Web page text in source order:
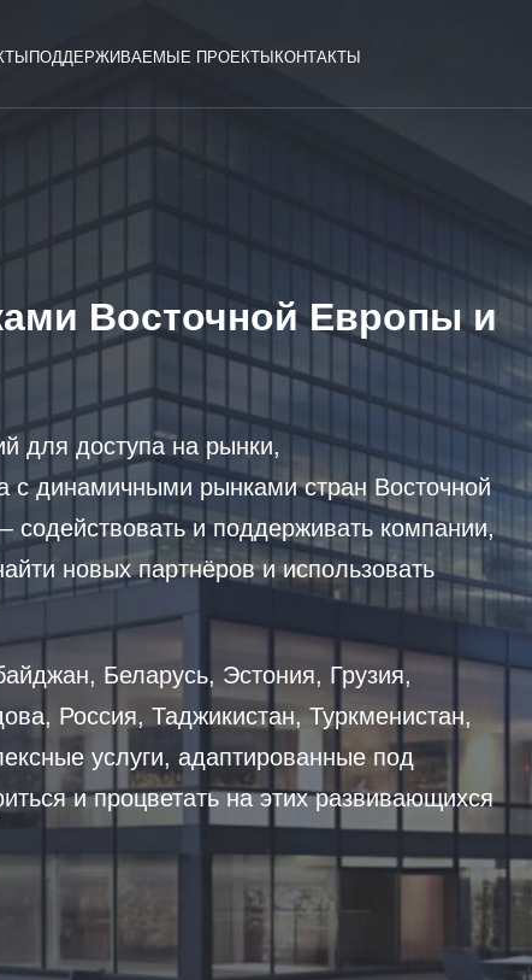
ПОДДЕРЖИВАЕМЫЕ ПРОЕКТЫКОНТАКТЫ
Восточной Европы и
для доступа на рынки,
с динамичными рынками стран Восточной
и поддерживать компании,
новых партнёров и использовать
Беларусь, Эстония, Грузия,
Россия, Таджикистан, Туркменистан,
услуги, адаптированные под
и процветать на этих развивающихся